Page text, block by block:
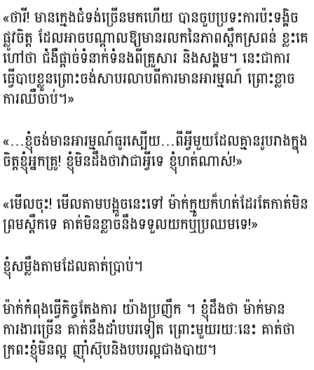
«ថារី! មាន​ក្មេងជំទង់ច្រើនមកហើយ បានចួបប្រទះការប៉ះទង្គិច
ផ្លូវចិត្ត ដែលអាចបណ្តាលឱ្យមានរលកនៃភាពស្ពឹកស្រពន់ ខ្លះគេ​
ហៅថា ជំងឺផ្តាច់ទំនាក់ទំនងពីគ្រួសារ និងសង្គម។ នេះជា​ការ​
ធ្វើបាបខ្លួនព្រោះចង់សាបរលាបពីការមានអារម្មណ៍ ព្រោះខ្លាច
ការឈឺចាប់។»
«…ខ្ញុំចង់មាន​អារម្មណ៍ធូរស្បើយ…ពីអ្វីមួយដែលគ្មានរូបរាងក្នុង
ចិត្តខ្ញុំអ្នកគ្រូ! ខ្ញុំមិនដឹងថាវាជាអ្វីទេ ខ្ញុំហត់ណាស់!»
«មើលចុះ! មើលតាមបង្អួចនេះទៅ ម៉ាក់ក្មួយក៏ហត់ដែរតែកាត់មិន
ព្រមស្ពឹកទេ គាត់មិនខ្លាចនឹងទទួលយកឬប្រឈម​ទេ!»
ខ្ញុំសម្លឹងតាមដែលគាត់ប្រាប់។
ម៉ាក់កំពុង​ធ្វើកិច្ចតែងការ យ៉ាងប្រញឹក ។ ខ្ញុំដឹងថា ម៉ាក់មាន
ការងារច្រើន គាត់នឹងដាំបបរទៀត ព្រោះមួយរយៈនេះ គាត់ថា
ក្រពះខ្ញុំមិនល្អ ញ៉ាំស៊ុបនិងបបរល្អជាងបាយ។